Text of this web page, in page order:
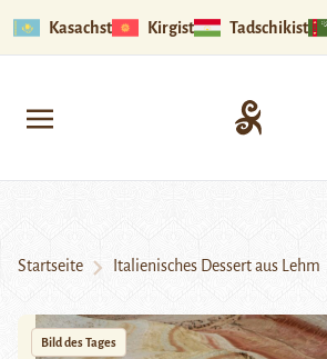
Kasachstan Kirgistan Tadschikistan
Startseite Italienisches Dessert aus Lehm
Bild des Tages